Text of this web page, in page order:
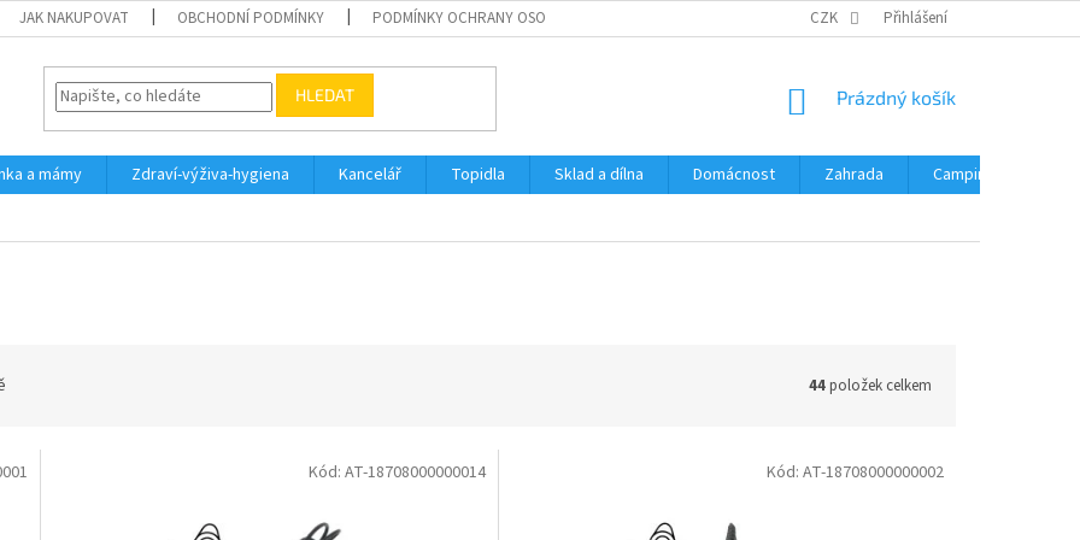
JAK NAKUPOVAT OBCHODNÍ PODMÍNKY PODMÍNKY OCHRANY OSOBNÍCH ÚDAJŮ CZK Přihlášení
HLEDAT
NÁKUPNÍ
Prázdný košík
a mámy Zdraví-výživa-hygiena Kancelář Topidla Sklad a dílna Domácnost Zahrada Camping
44položek celkem
Kód: AT-18708000000014 Kód: AT-18708000000002